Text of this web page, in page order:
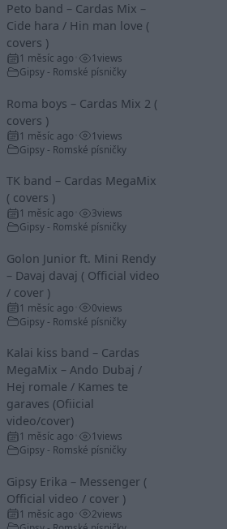
Peto band – Cardas Mix –
Cide hara / Hin man love (
covers )
1 měsíc ago 1views
Gipsy - Romské písničky
Roma boys – Cardas Mix 2 (
covers )
1 měsíc ago 1views
Gipsy - Romské písničky
TK band – Cardas MegaMix
( covers )
1 měsíc ago 3views
Gipsy - Romské písničky
Golon Junior ft. Mini Rendy
– Davaj davaj ( Official video
/ cover )
1 měsíc ago 0views
Gipsy - Romské písničky
Kalai kiss band – Cardas
MegaMix – Ando Dubaj /
Hej romale / Kames te
garaves (Ofiicial
video/cover)
1 měsíc ago 1views
Gipsy - Romské písničky
Gipsy Erika – Messenger (
Official video / cover )
1 měsíc ago 2views